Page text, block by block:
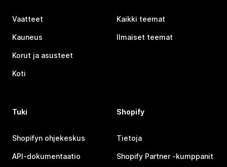
Vaatteet
Kauneus
Korut ja asusteet
Koti
Kaikki teemat
Ilmaiset teemat
Tuki
Shopifyn ohjekeskus
API-dokumentaatio
Shopify
Tietoja
Shopify Partner ‑kumppanit